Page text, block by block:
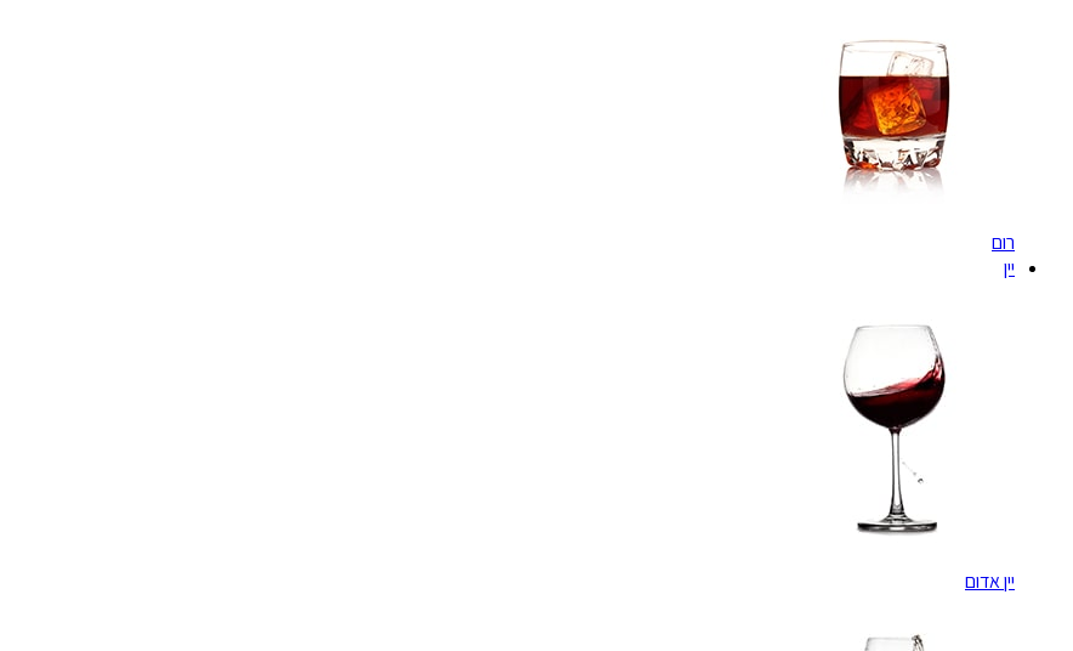
רום
יין
יין אדום